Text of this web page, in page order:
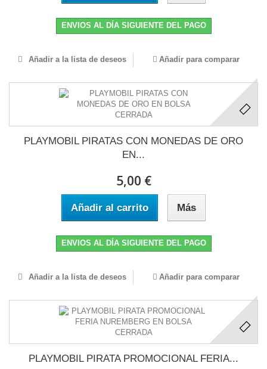
ENVIOS AL DÍA SIGUIENTE DEL PAGO
Añadir a la lista de deseos Añadir para comparar
PLAYMOBIL PIRATAS CON MONEDAS DE ORO
EN...
5,00 €
Añadir al carrito Más
ENVIOS AL DÍA SIGUIENTE DEL PAGO
Añadir a la lista de deseos Añadir para comparar
PLAYMOBIL PIRATA PROMOCIONAL FERIA...